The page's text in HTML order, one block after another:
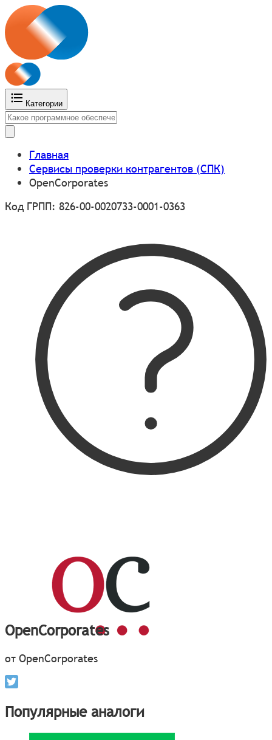
Категории
Главная
Сервисы проверки контрагентов (СПК)
OpenCorporates
Код ГРПП: 826-00-0020733-0001-0363
OpenCorporates
от OpenCorporates
Популярные аналоги